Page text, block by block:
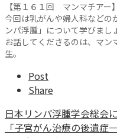
【第１６１回 マンマチアー
今回は乳がんや婦人科などの
ンパ浮腫」について学びまし
お話してくださるのは、マン
生。
Post
Share
日本リンパ浮腫学会総会
「子宮がん治療の後遺